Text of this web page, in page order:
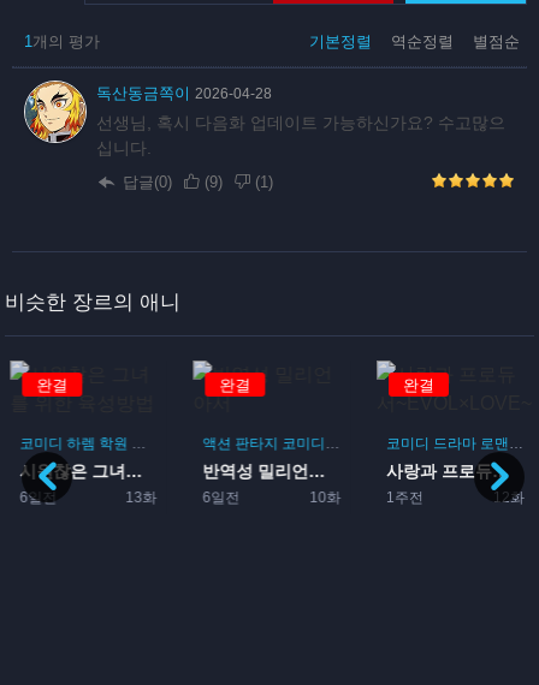
기본정렬 역순정렬 별점순
1개의 평가
독산동금쪽이 2026-04-28
선생님, 혹시 다음화 업데이트 가능하신가요? 수고많으
십니다.
답글(0) (9) (1)
비슷한 장르의 애니
임
완결
코미디 하렘 학원 로맨스 게임
시원찮은 그녀를 위한 육성방...
6일전 13화
완결
액션 판타지 코미디 모험
반역성 밀리언아서
6일전 10화
완결
코미디 드라마 로맨스
사랑과 프로듀서~EVOL×L...
1주전 12화